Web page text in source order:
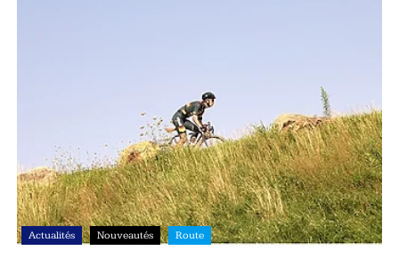
Actualités Nouveautés Route